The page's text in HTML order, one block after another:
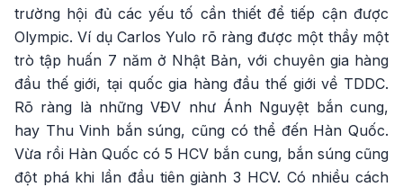
trường hội đủ các yếu tố cần thiết để tiếp cận được
Olympic. Ví dụ Carlos Yulo rõ ràng được một thầy một
trò tập huấn 7 năm ở Nhật Bản, với chuyên gia hàng
đầu thế giới, tại quốc gia hàng đầu thế giới về TDDC.
Rõ ràng là những VĐV như Ánh Nguyệt bắn cung,
hay Thu Vinh bắn súng, cũng có thể đến Hàn Quốc.
Vừa rồi Hàn Quốc có 5 HCV bắn cung, bắn súng cũng
đột phá khi lần đầu tiên giành 3 HCV. Có nhiều cách